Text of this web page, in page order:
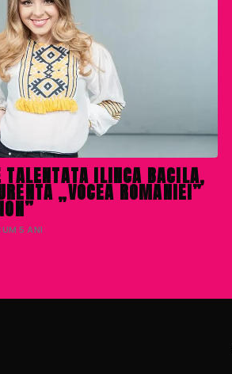
ILINCA BACILA,
„VOCEA ROMANIEI”
5 ANI